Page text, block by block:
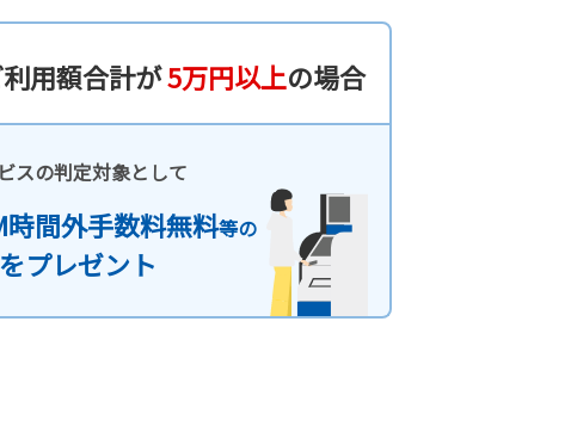
用額合計が5万円以上の場合
スの判定対象として
時間外手数料無料等の
プレゼント